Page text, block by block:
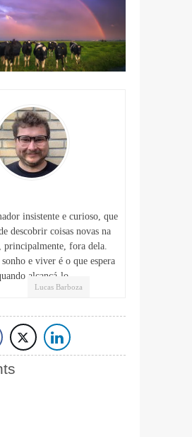
Lucas Barboza
insistente e curioso, que
descobrir coisas novas na
principalmente, fora dela.
e viver é o que espera
alcançá-lo.